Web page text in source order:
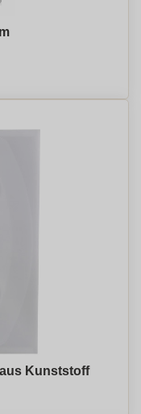
Kunststoff